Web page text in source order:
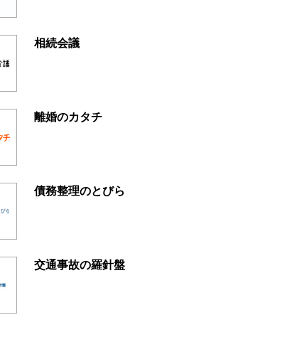
相続会議
離婚のカタチ
債務整理のとびら
交通事故の羅針盤